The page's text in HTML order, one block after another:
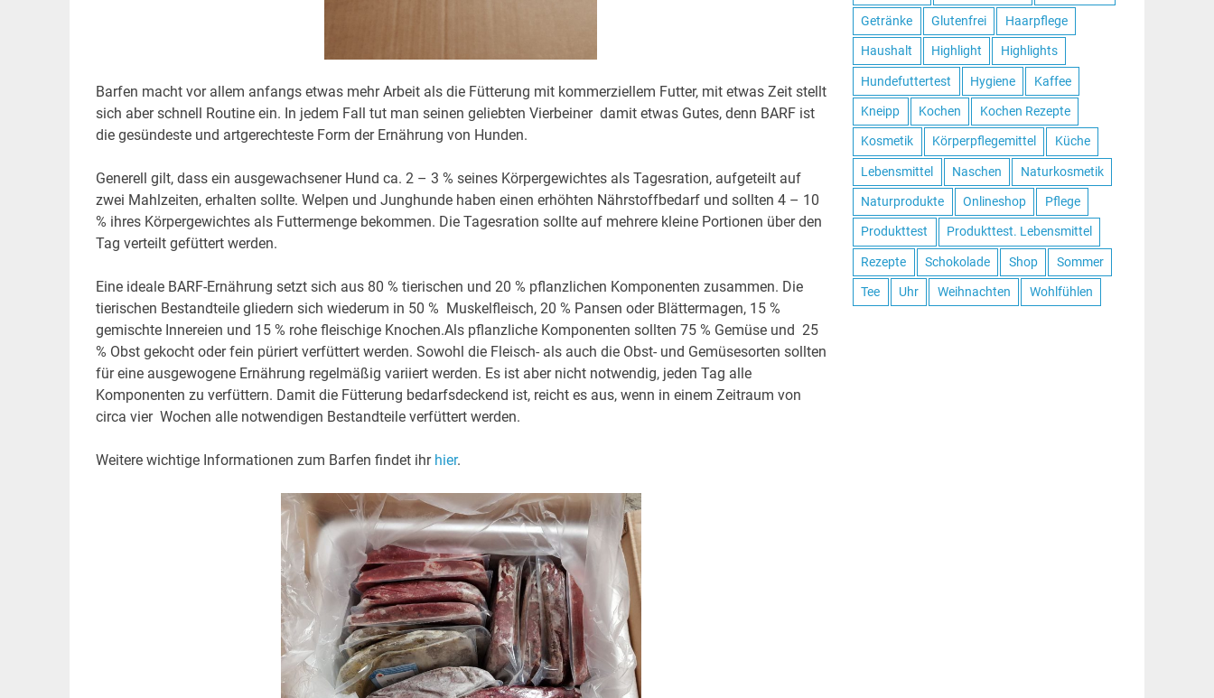
Barfen macht vor allem anfangs etwas mehr Arbeit als die Fütterung mit kommerziellem Futter, mit etwas Zeit stellt
sich aber schnell Routine ein. In jedem Fall tut man seinen geliebten Vierbeiner damit etwas Gutes, denn BARF ist
die gesündeste und artgerechteste Form der Ernährung von Hunden.
Generell gilt, dass ein ausgewachsener Hund ca. 2 – 3 % seines Körpergewichtes als Tagesration, aufgeteilt auf
zwei Mahlzeiten, erhalten sollte. Welpen und Junghunde haben einen erhöhten Nährstoffbedarf und sollten 4 – 10
% ihres Körpergewichtes als Futtermenge bekommen. Die Tagesration sollte auf mehrere kleine Portionen über den
Tag verteilt gefüttert werden.
Eine ideale BARF-Ernährung setzt sich aus 80 % tierischen und 20 % pflanzlichen Komponenten zusammen. Die
tierischen Bestandteile gliedern sich wiederum in 50 % Muskelfleisch, 20 % Pansen oder Blättermagen, 15 %
gemischte Innereien und 15 % rohe fleischige Knochen.Als pflanzliche Komponenten sollten 75 % Gemüse und 25
% Obst gekocht oder fein püriert verfüttert werden. Sowohl die Fleisch- als auch die Obst- und Gemüsesorten sollten
für eine ausgewogene Ernährung regelmäßig variiert werden. Es ist aber nicht notwendig, jeden Tag alle
Komponenten zu verfüttern. Damit die Fütterung bedarfsdeckend ist, reicht es aus, wenn in einem Zeitraum von
circa vier Wochen alle notwendigen Bestandteile verfüttert werden.
Weitere wichtige Informationen zum Barfen findet ihr hier.
Getränke Glutenfrei Haarpflege
Haushalt Highlight Highlights
Hundefuttertest Hygiene Kaffee
Kneipp Kochen Kochen Rezepte
Kosmetik Körperpflegemittel Küche
Lebensmittel Naschen Naturkosmetik
Naturprodukte Onlineshop Pflege
Produkttest Produkttest. Lebensmittel
Rezepte Schokolade Shop Sommer
Tee Uhr Weihnachten Wohlfühlen